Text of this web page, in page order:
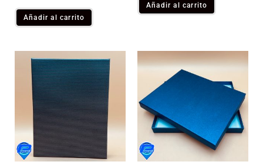
Añadir al carrito
Añadir al carrito